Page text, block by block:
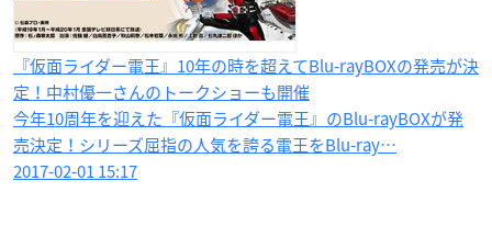
『仮面ライダー電王』10年の時を超えてBlu-rayBOXの発売が決
定！中村優一さんのトークショーも開催
今年10周年を迎えた『仮面ライダー電王』のBlu-rayBOXが発
売決定！シリーズ屈指の人気を誇る電王をBlu-ray…
2017-02-01 15:17